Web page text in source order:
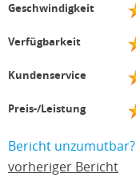
Geschwindigkeit
Verfügbarkeit
Kundenservice
Preis-/Leistung
Bericht unzumutbar?
vorheriger Bericht